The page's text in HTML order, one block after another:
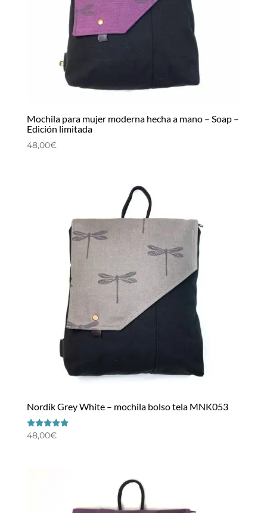
Mochila para mujer moderna hecha a mano – Soap –
Edición limitada
48,00€
Nordik Grey White – mochila bolso tela MNK053
Valorado
con
48,00€